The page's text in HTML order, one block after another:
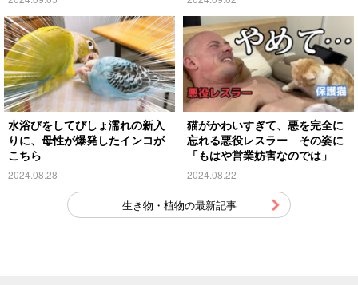
水浴びをしてびしょ濡れの新入
りに、母性が爆発したインコが
こちら
2024.08.28
猫がかわいすぎて、悪を完全に
忘れる悪役レスラー その姿に
「もはや営業妨害なのでは」
2024.08.22
生き物・植物の最新記事